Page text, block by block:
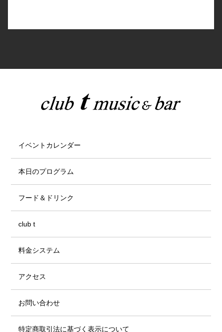
イベントカレンダー
本日のプログラム
フード＆ドリンク
club t
料金システム
アクセス
お問い合わせ
特定商取引法に基づく表示について